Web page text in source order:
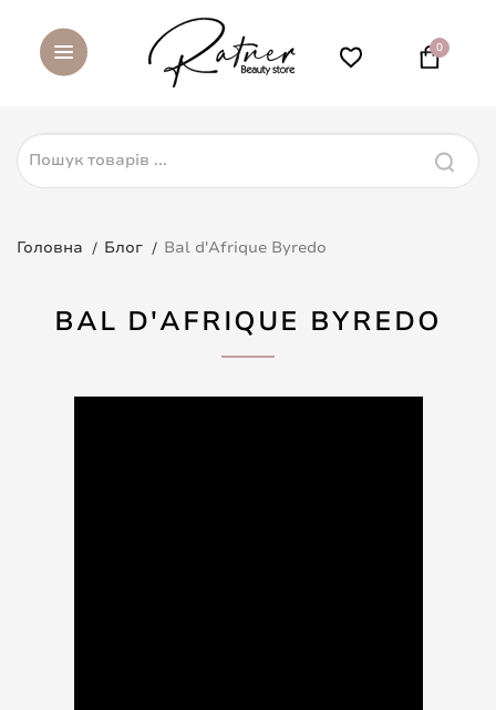
0
Головна Блог Bal d'Afrique Byredo
BAL D'AFRIQUE BYREDO